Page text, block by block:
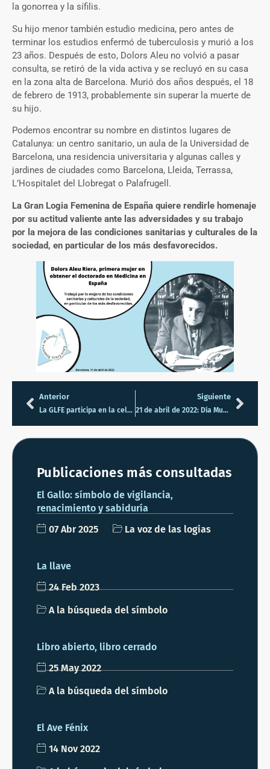
la gonorrea y la sífilis.
Su hijo menor también estudio medicina, pero antes de
terminar los estudios enfermó de tuberculosis y murió a los
23 años. Después de esto, Dolors Aleu no volvió a pasar
consulta, se retiró de la vida activa y se recluyó en su casa
en la zona alta de Barcelona. Murió dos años después, el 18
de febrero de 1913, probablemente sin superar la muerte de
su hijo.
Podemos encontrar su nombre en distintos lugares de
Catalunya: un centro sanitario, un aula de la Universidad de
Barcelona, una residencia universitaria y algunas calles y
jardines de ciudades como Barcelona, Lleida, Terrassa,
L’Hospitalet del Llobregat o Palafrugell.
La Gran Logia Femenina de España quiere rendirle homenaje
por su actitud valiente ante las adversidades y su trabajo
por la mejora de las condiciones sanitarias y culturales de la
sociedad, en particular de los más desfavorecidos.
Anterior
La GLFE participa en la celebración del 40 Aniversario del CLIMAF y la firma del Tratado entre el CLIMAF y la FAMAF
Siguiente
21 de abril de 2022: Día Mundial de la Creatividad y la Innovación
Publicaciones más consultadas
El Gallo: símbolo de vigilancia,
renacimiento y sabiduría
07 Abr 2025
La voz de las logias
La llave
24 Feb 2023
A la búsqueda del símbolo
Libro abierto, libro cerrado
25 May 2022
A la búsqueda del símbolo
El Ave Fénix
14 Nov 2022